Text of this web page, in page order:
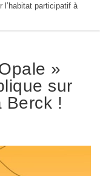
l’habitat participatif à
»
sur
Berck !